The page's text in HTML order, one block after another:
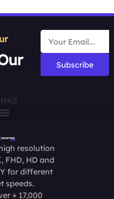
Subscribe
resolution
FHD, HD and
for different
speeds.
+ 17,000